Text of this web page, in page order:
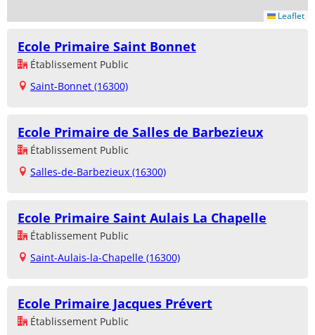
Leaflet
Ecole Primaire Saint Bonnet
Établissement Public
Saint-Bonnet (16300)
Ecole Primaire de Salles de Barbezieux
Établissement Public
Salles-de-Barbezieux (16300)
Ecole Primaire Saint Aulais La Chapelle
Établissement Public
Saint-Aulais-la-Chapelle (16300)
Ecole Primaire Jacques Prévert
Établissement Public